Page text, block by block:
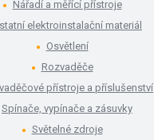
Nářadí a měřící přístroje
elektroinstalační materiál
Osvětlení
Rozvaděče
přístroje a příslušenství
Spínače, vypínače a zásuvky
Světelné zdroje